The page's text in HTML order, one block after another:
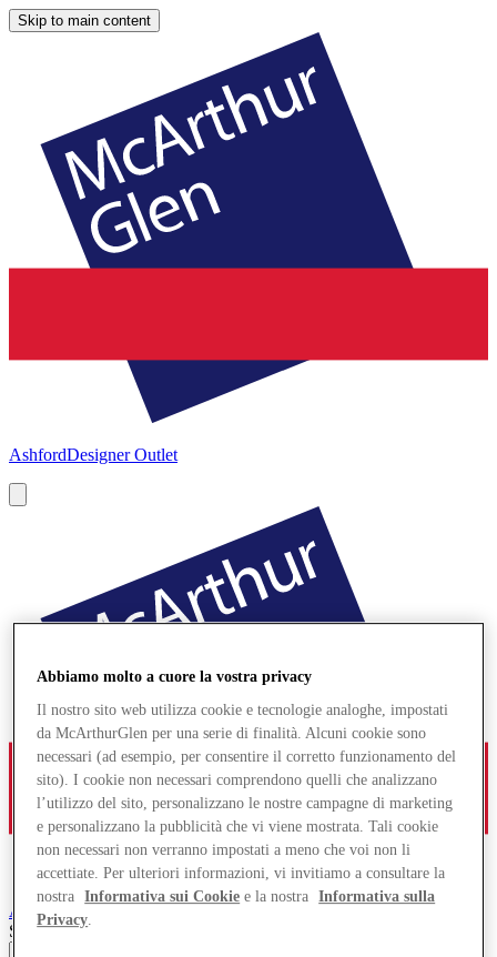
Skip to main content
AshfordDesigner Outlet
Ashford
Search input
Abbiamo molto a cuore la vostra privacy
Il nostro sito web utilizza cookie e tecnologie analoghe, impostati
da McArthurGlen per una serie di finalità. Alcuni cookie sono
necessari (ad esempio, per consentire il corretto funzionamento del
sito). I cookie non necessari comprendono quelli che analizzano
l’utilizzo del sito, personalizzano le nostre campagne di marketing
e personalizzano la pubblicità che vi viene mostrata. Tali cookie
non necessari non verranno impostati a meno che voi non li
accettiate. Per ulteriori informazioni, vi invitiamo a consultare la
nostra
Informativa sui Cookie e la nostra
Informativa sulla
Privacy.